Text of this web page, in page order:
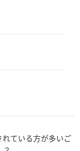
ている方が多いご